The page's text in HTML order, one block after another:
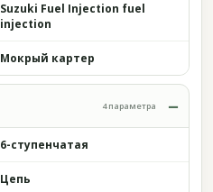
Suzuki Fuel Injection fuel
injection
Мокрый картер
4 параметра
6-ступенчатая
Цепь